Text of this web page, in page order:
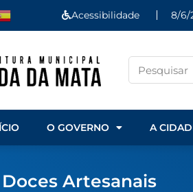
Acessibilidade 8/6/
O GOVERNO A
Artesanais